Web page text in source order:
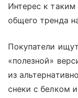
Интерес к
общего тренда
Покупатели
«полезной»
из
снеки с белком